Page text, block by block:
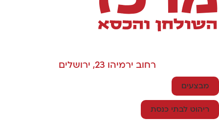
רחוב ירמיהו 23, ירושלים
מבצעים
ריהוט לבתי כנסת